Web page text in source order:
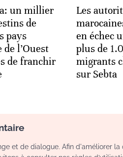
un millier
de
pays
de l’Ouest
de franchir
Les
en échec
plus de
migrants
sur Sebta
et de dialogue. Afin d'améliorer